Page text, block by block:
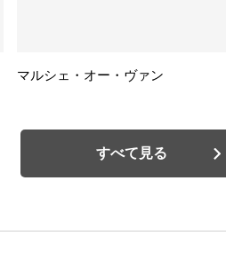
マルシェ・オー・ヴァン
すべて見る